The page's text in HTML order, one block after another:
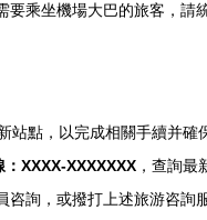
要乘坐機場大巴的旅客，請
點，以完成相關手續并確
XXXX-XXXXXXX ，查詢最
詢，或撥打上述旅游咨詢